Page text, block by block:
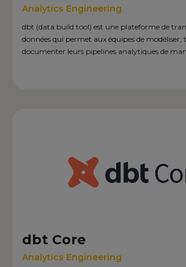
Analytics Engineering
dbt (data build tool) est une plateforme de
données qui permet aux équipes de modéliser,
documenter leurs pipelines analytiques de
dbt Core
Analytics Engineering